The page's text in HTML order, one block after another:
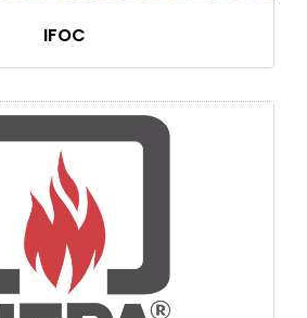
IFOC